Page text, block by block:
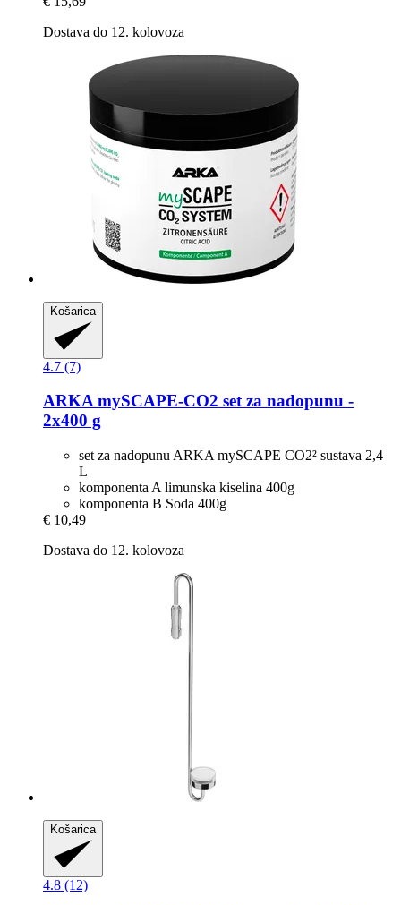
Dostava do 12. kolovoza
Košarica
4.7 (7)
ARKAmySCAPE-​CO2 set za nadopunu -​
2x400 g
set za nadopunu ARKA mySCAPE CO2² sustava 2,4
L
komponenta A limunska kiselina 400g
komponenta B Soda 400g
€ 10,49
Dostava do 12. kolovoza
Košarica
4.8 (12)